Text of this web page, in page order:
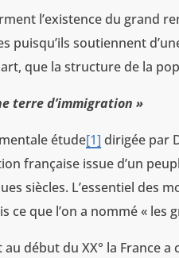
l’existence du grand
puisqu’ils soutiennent
que la structure de la
terre d’immigration »
étude[1] dirigée par
française issue d’un
siècles. L’essentiel des
que l’on a nommé « les
au début du XX° la France